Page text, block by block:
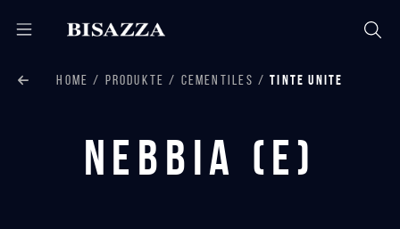
HOME PRODUKTE CEMENTILES TINTE UNITE
Nebbia (E)